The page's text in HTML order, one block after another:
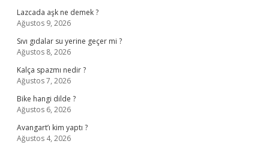
Lazcada aşk ne demek ?
Ağustos 9, 2026
Sıvı gıdalar su yerine geçer mi ?
Ağustos 8, 2026
Kalça spazmı nedir ?
Ağustos 7, 2026
Bike hangi dilde ?
Ağustos 6, 2026
Avangart’ı kim yaptı ?
Ağustos 4, 2026